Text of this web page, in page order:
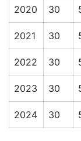
2020 30
2021 30
2022 30
2023 30
2024 30